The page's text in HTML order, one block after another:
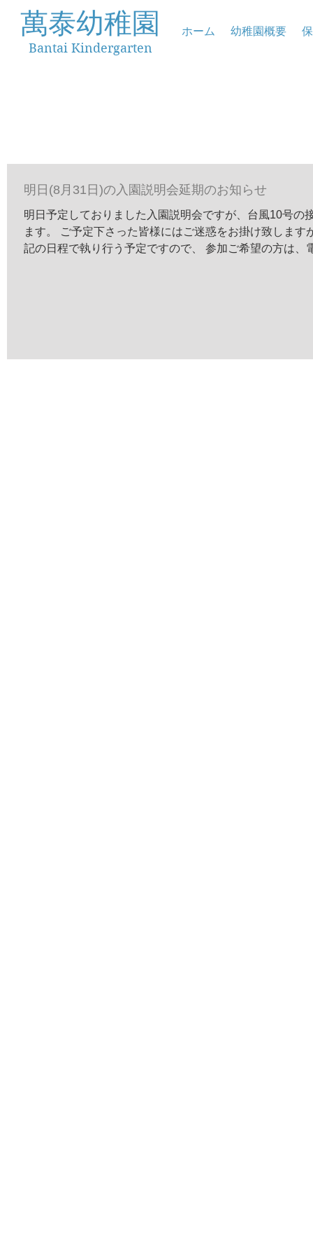
萬泰幼稚園
Bantai Kindergarten
ホーム 幼稚園概要
明日(8月31日)の入園説明会延期のお知らせ
明日予定しておりました入園説明会ですが、台風10号の
ます。 ご予定下さった皆様にはご迷惑をお掛け致しま
記の日程で執り行う予定ですので、 参加ご希望の方は、